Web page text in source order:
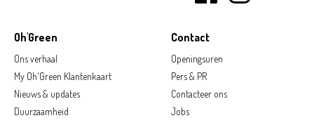
Oh'Green
Ons verhaal
My Oh'Green Klantenkaart
Nieuws & updates
Duurzaamheid
Contact
Openingsuren
Pers & PR
Contacteer ons
Jobs